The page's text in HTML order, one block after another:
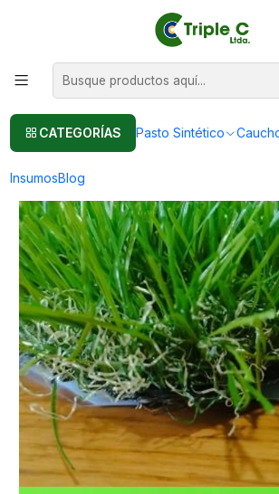
CATEGORÍAS Pasto Sintético
InsumosBlog
Pasto sintético Para Jardín
40mm - Césped Sintético Para Patios y